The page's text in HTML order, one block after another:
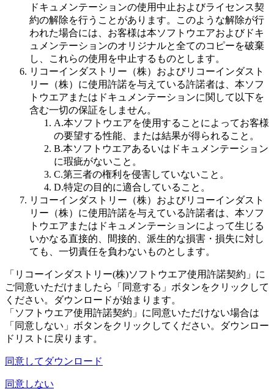
ドキュメンテーションの使用中止およびライセンス契
約の解除を行うことがあります。このような解除が行
われた場合には、お客様は本ソフトウエアおよびドキ
ュメンテーションのオリジナルと全てのコピーを破棄
し、これらの使用を中止するものとします。
リコーインダストリー（株）およびリコーインダスト
リー（株）に使用許諾を与えている許諾者は、本ソフ
トウエアまたはドキュメンテーションに関して以下を
含む一切の保証をしません。
A.本ソフトウエアを使用することによってお客様
の要望する性能、または結果が得られること。
B.本ソフトウエアあるいはドキュメンテーション
に瑕疵がないこと。
C.第三者の権利を侵害していないこと。
D.特定の目的に適合していること。
リコーインダストリー（株）およびリコーインダスト
リー（株）に使用許諾を与えている許諾者は、本ソフ
トウエアまたはドキュメンテーションによって生じる
いかなる直接的、間接的、派生的な損害・損失に対し
ても、一切責任を負わないものとします。
「リコーインダストリー(株)ソフトウエア使用許諾契約」に
ご同意いただけましたら「同意する」ボタンをクリックして
ください。ダウンロードが始まります。
「ソフトウエア使用許諾契約」に同意いただけない場合は
「同意しない」ボタンをクリックしてください。ダウンロー
ドリストに戻ります。
同意してダウンロード
同意しない